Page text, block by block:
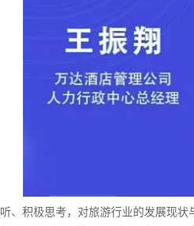
、积极思考，对旅游行业的发展现